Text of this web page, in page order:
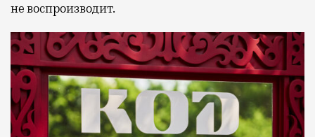
не воспроизводит.